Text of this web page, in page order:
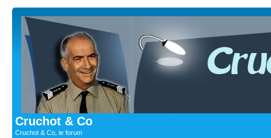
Cruchot & Co
Cruchot & Co, le forum